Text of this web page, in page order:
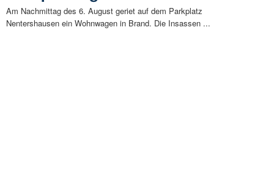
Am Nachmittag des 6. August geriet auf dem Parkplatz
Nentershausen ein Wohnwagen in Brand. Die Insassen ...